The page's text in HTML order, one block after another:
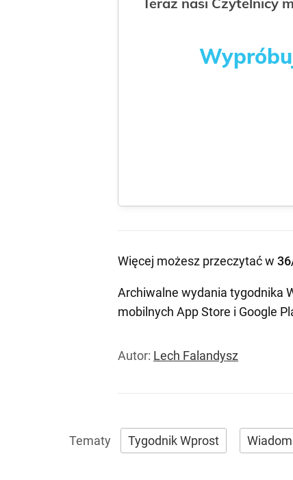
Więcej możesz przeczytać w
Archiwalne wydania tygodnika
mobilnych App Store i Google
Autor: Lech Falandysz
Tygodnik Wprost